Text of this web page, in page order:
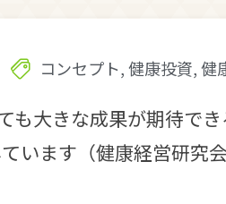
コンセプト,健康投資,健
も大きな成果が期待で
います（健康経営研究会